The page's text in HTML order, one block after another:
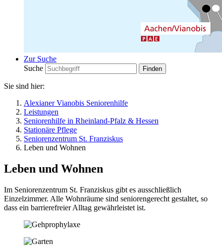
Zur Suche
Suche
Sie sind hier:
Alexianer Vianobis Seniorenhilfe
Leistungen
Seniorenhilfe in Rheinland-Pfalz & Hessen
Stationäre Pflege
Seniorenzentrum St. Franziskus
Leben und Wohnen
Leben und Wohnen
Im Seniorenzentrum St. Franziskus gibt es ausschließlich
Einzelzimmer. Alle Wohnräume sind seniorengerecht gestaltet, so
dass ein barrierefreier Alltag gewährleistet ist.